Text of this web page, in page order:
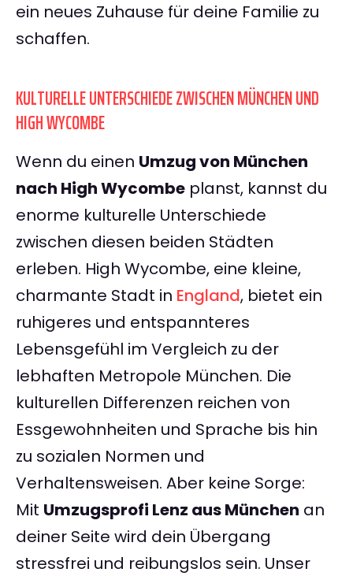
ein neues Zuhause für deine Familie zu
schaffen.
KULTURELLE UNTERSCHIEDE ZWISCHEN MÜNCHEN UND
HIGH WYCOMBE
Wenn du einen Umzug von München
nach High Wycombe planst, kannst du
enorme kulturelle Unterschiede
zwischen diesen beiden Städten
erleben. High Wycombe, eine kleine,
charmante Stadt in England, bietet ein
ruhigeres und entspannteres
Lebensgefühl im Vergleich zu der
lebhaften Metropole München. Die
kulturellen Differenzen reichen von
Essgewohnheiten und Sprache bis hin
zu sozialen Normen und
Verhaltensweisen. Aber keine Sorge:
Mit Umzugsprofi Lenz aus München an
deiner Seite wird dein Übergang
stressfrei und reibungslos sein. Unser